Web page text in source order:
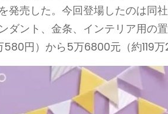
発売した。今回登場したのは同
ダント、金条、インテリア用の
580円）から5万6800元（約119万